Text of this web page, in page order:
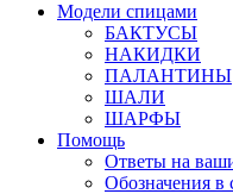
Модели спицами
БАКТУСЫ
НАКИДКИ
ПАЛАНТИНЫ
ШАЛИ
ШАРФЫ
Помощь
Ответы на
Обозначения в